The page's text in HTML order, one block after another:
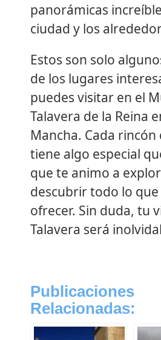
panorámicas
ciudad y los
Estos son solo
de los lugares
puedes visitar en el
Talavera de la Reina
Mancha. Cada rincón
tiene algo especial
que te animo a
descubrir todo lo
ofrecer. Sin duda, tu
Talavera será
Publicaciones
Relacionadas: